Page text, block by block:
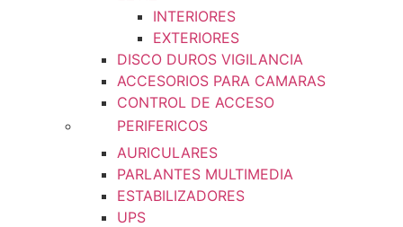
INTERIORES
EXTERIORES
DISCO DUROS VIGILANCIA
ACCESORIOS PARA CAMARAS
CONTROL DE ACCESO
PERIFERICOS
AURICULARES
PARLANTES MULTIMEDIA
ESTABILIZADORES
UPS